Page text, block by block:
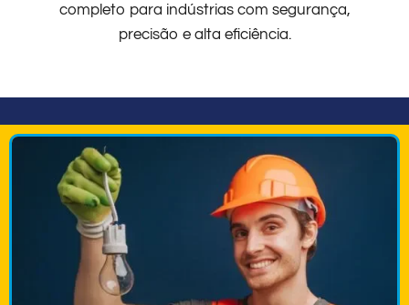
completo para indústrias com segurança,
precisão e alta eficiência.